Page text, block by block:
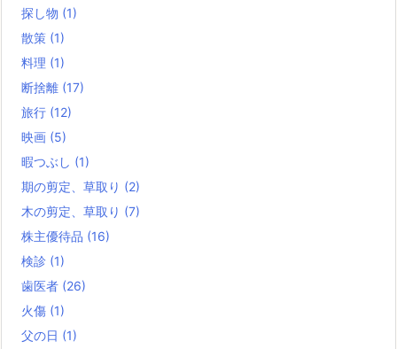
探し物 (1)
散策 (1)
料理 (1)
断捨離 (17)
旅行 (12)
映画 (5)
暇つぶし (1)
期の剪定、草取り (2)
木の剪定、草取り (7)
株主優待品 (16)
検診 (1)
歯医者 (26)
火傷 (1)
父の日 (1)